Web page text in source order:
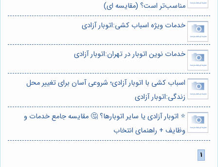
مناسب‌تر است؟ (مقایسه ای)
خدمات ویژه اسباب کشی:اتوبار آزادی
خدمات نوین اتوبار در تهران:اتوبار آزادی
اسباب کشی با اتوبار آزادی؛ شروعی آسان برای تغییر محل
زندگی:اتوبار آزادی
⭐️ اتوبار آزادی یا سایر اتوبارها؟ 🤔 مقایسه جامع خدمات و
وظایف + راهنمای انتخاب